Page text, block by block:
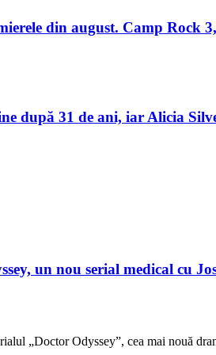
din august. Camp Rock
după 31 de ani, iar Alicia
un nou serial medical cu
„Doctor Odyssey”, cea mai nouă